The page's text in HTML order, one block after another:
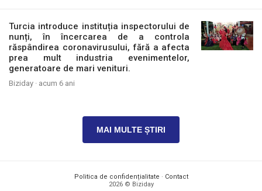
Turcia introduce instituția inspectorului de
nunți, în încercarea de a controla
răspândirea coronavirusului, fără a afecta
prea mult industria evenimentelor,
generatoare de mari venituri.
Biziday · acum 6 ani
MAI MULTE ȘTIRI
Politica de confidențialitate · Contact
2026 © Biziday